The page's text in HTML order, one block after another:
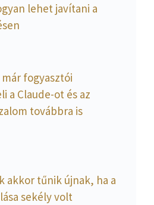
lehet javítani a
fogyasztói
a Claude-ot és az
továbbra is
akkor tűnik újnak, ha a
sekély volt